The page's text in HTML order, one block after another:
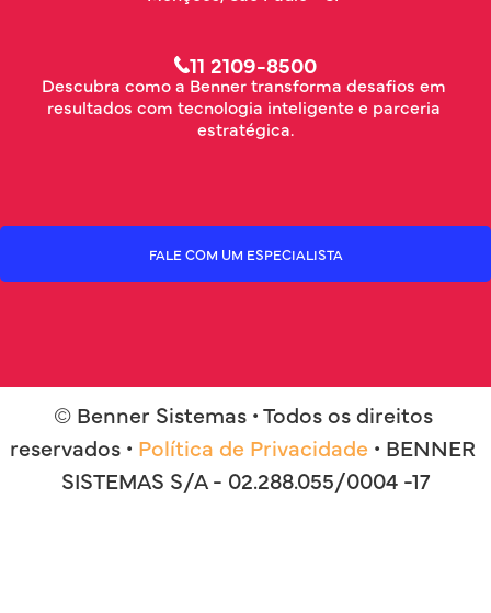
11 2109-8500
Descubra como a Benner transforma desafios em
resultados com tecnologia inteligente e parceria
estratégica.
FALE COM UM ESPECIALISTA
© Benner Sistemas • Todos os direitos
reservados • Política de Privacidade • BENNER
SISTEMAS S/A - 02.288.055/0004 -17